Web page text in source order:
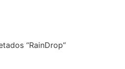
“RainDrop”